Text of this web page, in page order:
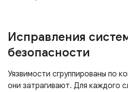
Исправления
безопасности
Уязвимости сгруппированы по
они затрагивают. Для каждого